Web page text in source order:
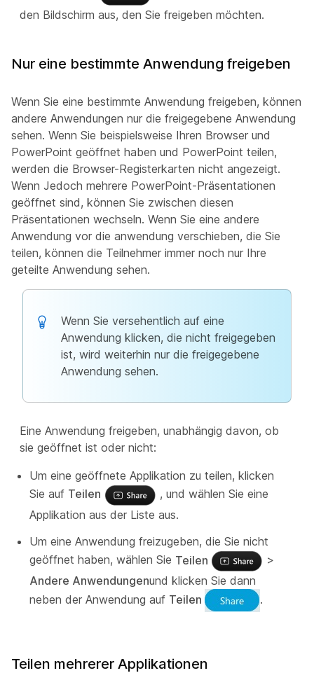
den Bildschirm aus, den Sie freigeben möchten.
Nur eine bestimmte Anwendung freigeben
Wenn Sie eine bestimmte Anwendung freigeben, können
andere Anwendungen nur die freigegebene Anwendung
sehen. Wenn Sie beispielsweise Ihren Browser und
PowerPoint geöffnet haben und PowerPoint teilen,
werden die Browser-Registerkarten nicht angezeigt.
Wenn Jedoch mehrere PowerPoint-Präsentationen
geöffnet sind, können Sie zwischen diesen
Präsentationen wechseln. Wenn Sie eine andere
Anwendung vor die anwendung verschieben, die Sie
teilen, können die Teilnehmer immer noch nur Ihre
geteilte Anwendung sehen.
Wenn Sie versehentlich auf eine
Anwendung klicken, die nicht freigegeben
ist, wird weiterhin nur die freigegebene
Anwendung sehen.
Eine Anwendung freigeben, unabhängig davon, ob
sie geöffnet ist oder nicht:
Um eine geöffnete Applikation zu teilen, klicken
Sie auf Teilen
, und wählen Sie eine
Applikation aus der Liste aus.
Um eine Anwendung freizugeben, die Sie nicht
geöffnet haben, wählen Sie Teilen
>
Andere Anwendungenund klicken Sie dann
neben der Anwendung auf Teilen .
Teilen mehrerer Applikationen